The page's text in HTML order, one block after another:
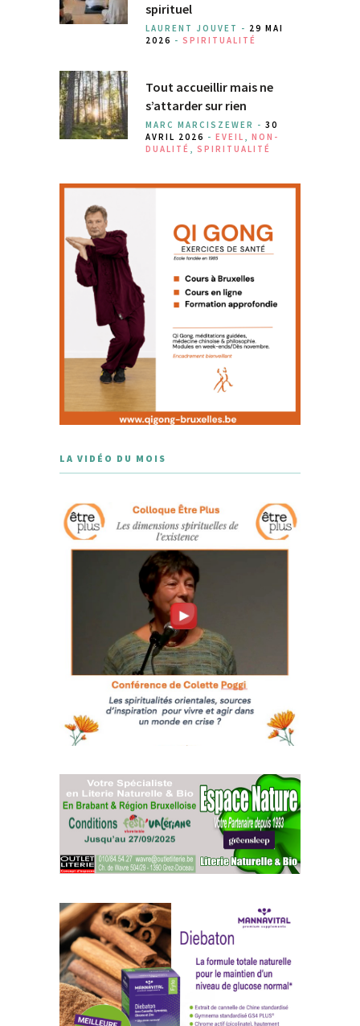
spirituel
LAURENT JOUVET - 29 MAI
2026 - SPIRITUALITÉ
Tout accueillir mais ne
s’attarder sur rien
MARC MARCISZEWER - 30
AVRIL 2026 - EVEIL , NON-
DUALITÉ , SPIRITUALITÉ
LA VIDÉO DU MOIS